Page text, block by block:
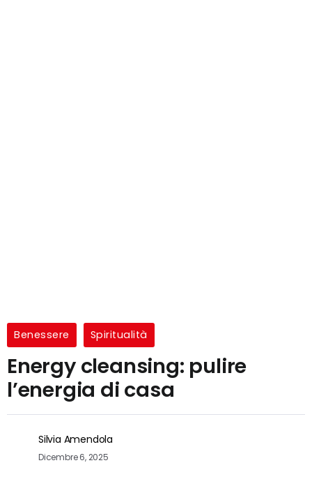
Benessere Spiritualità
Energy cleansing: pulire
l’energia di casa
Silvia Amendola
Dicembre 6, 2025